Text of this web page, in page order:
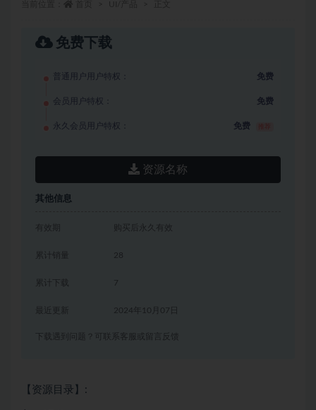
免费下载
普通用户用户特权： 免费
会员用户特权： 免费
永久会员用户特权： 免费
资源名称
其他信息
有效期 购买后永久有效
累计销量 28
累计下载 7
2024年10月07日
下载遇到问题？可联系客服或留言反馈
【资源目录】: